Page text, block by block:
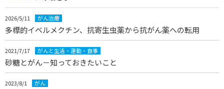
2026/5/11 がん治療
多標的イベルメクチン、抗寄生虫薬から抗がん薬への転用
2021/7/17 がんと生活・運動・食事
砂糖とがん－知っておきたいこと
2023/8/1 がん